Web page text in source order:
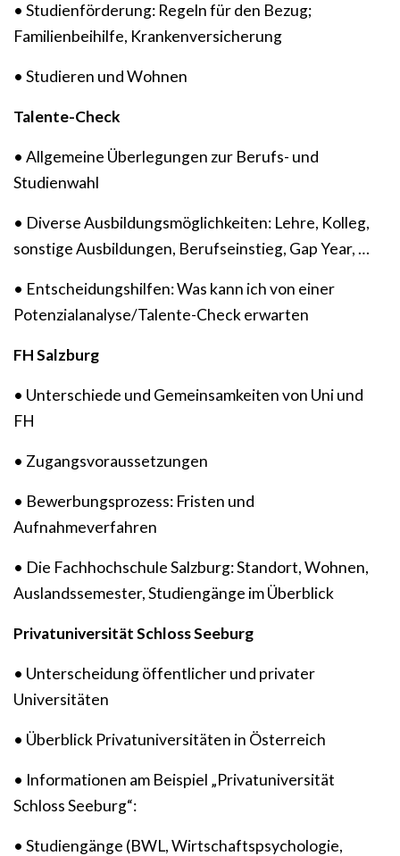
• Studienförderung: Regeln für den Bezug;
Familienbeihilfe, Krankenversicherung
• Studieren und Wohnen
Talente-Check
• Allgemeine Überlegungen zur Berufs- und
Studienwahl
• Diverse Ausbildungsmöglichkeiten: Lehre, Kolleg,
sonstige Ausbildungen, Berufseinstieg, Gap Year, …
• Entscheidungshilfen: Was kann ich von einer
Potenzialanalyse/Talente-Check erwarten
FH Salzburg
• Unterschiede und Gemeinsamkeiten von Uni und
FH
• Zugangsvoraussetzungen
• Bewerbungsprozess: Fristen und
Aufnahmeverfahren
• Die Fachhochschule Salzburg: Standort, Wohnen,
Auslandssemester, Studiengänge im Überblick
Privatuniversität Schloss Seeburg
• Unterscheidung öffentlicher und privater
Universitäten
• Überblick Privatuniversitäten in Österreich
• Informationen am Beispiel „Privatuniversität
Schloss Seeburg“:
• Studiengänge (BWL, Wirtschaftspsychologie,